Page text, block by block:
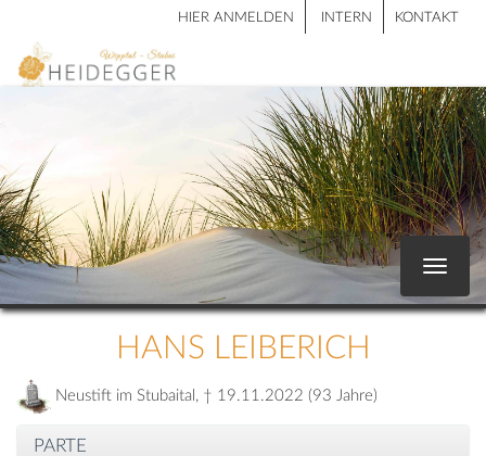
HIER ANMELDEN INTERN KONTAKT
Toggle
HANS LEIBERICH
Neustift im Stubaital, † 19.11.2022 (93 Jahre)
PARTE